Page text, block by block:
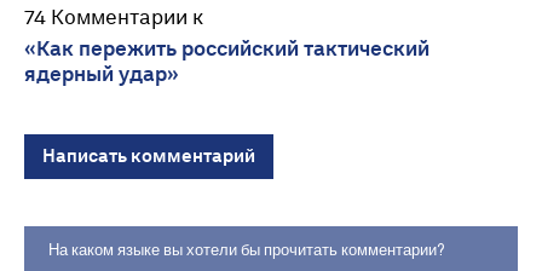
74 Комментарии к
«Как пережить российский тактический
ядерный удар»
Написать комментарий
На каком языке вы хотели бы прочитать комментарии?